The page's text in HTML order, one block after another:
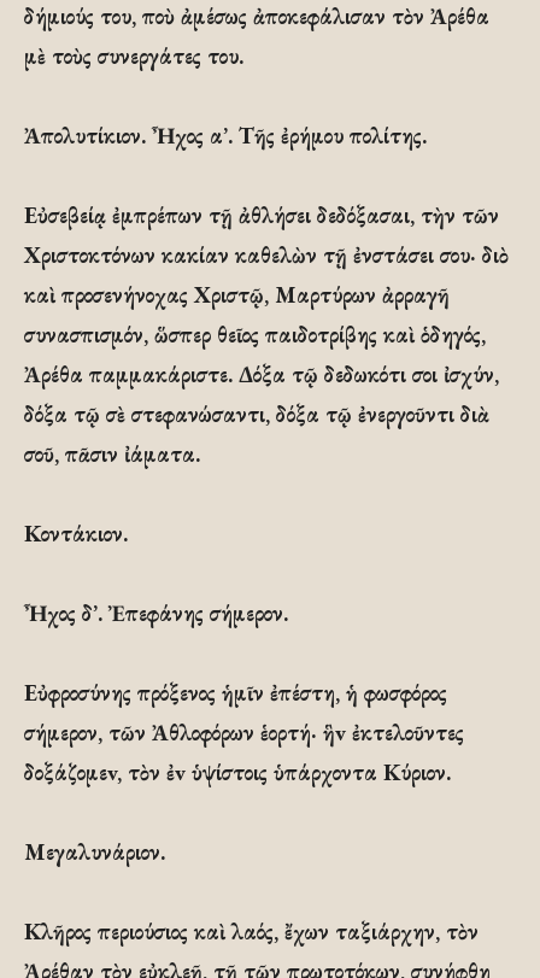
δήμιούς του, ποὺ ἀμέσως ἀποκεφάλισαν τὸν Ἀρέθα
μὲ τοὺς συνεργάτες του.
Ἀπολυτίκιον. Ἦχος α’. Τῆς ἐρήμου πολίτης.
Εὐσεβείᾳ ἐμπρέπων τῇ ἀθλήσει δεδόξασαι, τὴν τῶν
Χριστοκτόνων κακίαν καθελὼν τῇ ἐνστάσει σου· διὸ
καὶ προσενήνοχας Χριστῷ, Μαρτύρων ἀρραγῆ
συνασπισμόν, ὥσπερ θεῖος παιδοτρίβης καὶ ὁδηγός,
Ἀρέθα παμμακάριστε. Δόξα τῷ δεδωκότι σοι ἰσχύν,
δόξα τῷ σὲ στεφανώσαντι, δόξα τῷ ἐνεργοῦντι διὰ
σοῦ, πᾶσιν ἰάματα.
Κοντάκιον.
Ἦχος δ’. Ἐπεφάνης σήμερον.
Εὐφροσύνης πρόξενος ἡμῖν ἐπέστη, ἡ φωσφόρος
σήμερον, τῶν Ἀθλοφόρων ἑορτή· ἣv ἐκτελοῦντες
δοξάζομεv, τὸν ἐv ὑψίστοις ὑπάρχοντα Κύριον.
Μεγαλυνάριον.
Κλῆρος περιούσιος καὶ λαός, ἔχων ταξιάρχην, τὸν
Ἀρέθαν τὸν εὐκλεῆ, τῇ τῶν πρωτοτόκων, συνήφθη